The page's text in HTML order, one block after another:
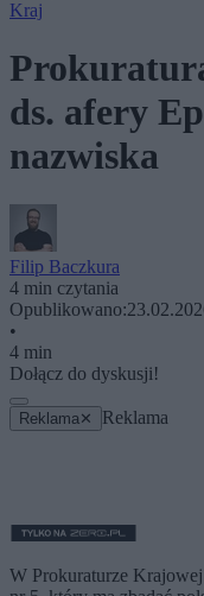
Kraj
ds. afery
nazwiska
Filip Baczkura
4 min czytania
Opublikowano:
•
4 min
Dołącz do dyskusji!
Reklama ✕ Reklama
W Prokuraturze Krajowej